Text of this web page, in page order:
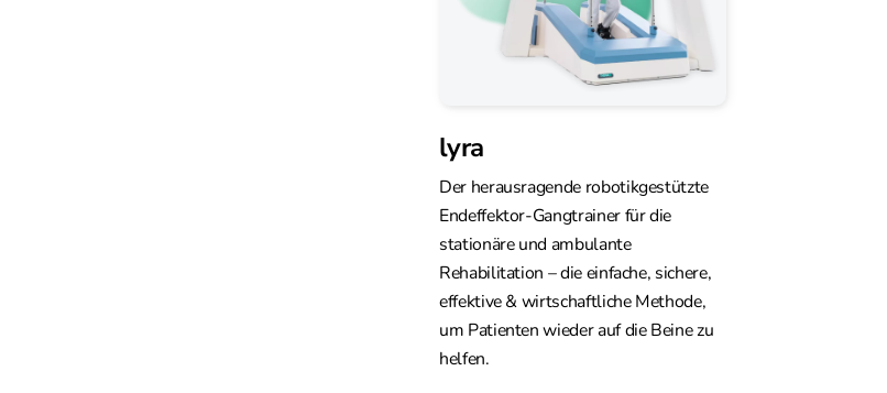
lyra
Der herausragende robotikgestützte
Endeffektor-Gangtrainer für die
stationäre und ambulante
Rehabilitation – die einfache, sichere,
effektive & wirtschaftliche Methode,
um Patienten wieder auf die Beine zu
helfen.